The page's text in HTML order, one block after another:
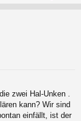
zwei Hal-Unken .
kann? Wir sind
einfällt, ist der